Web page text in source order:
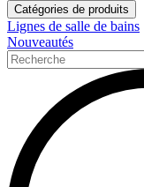
Catégories de produits
Lignes de salle de bains
Nouveautés